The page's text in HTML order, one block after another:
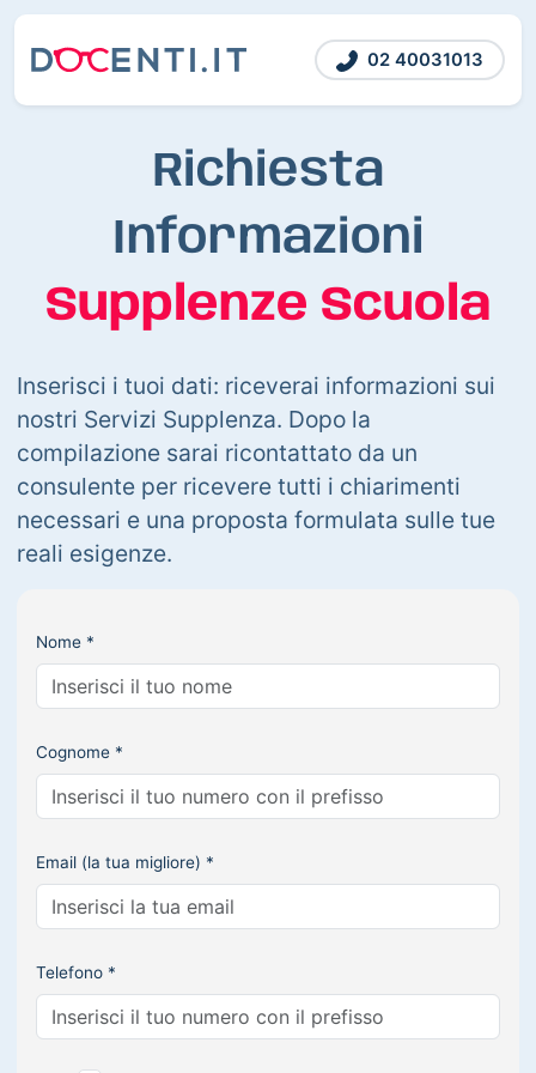
02 40031013
Richiesta
Informazioni
Supplenze Scuola
Inserisci i tuoi dati: riceverai informazioni sui
nostri Servizi Supplenza. Dopo la
compilazione sarai ricontattato da un
consulente per ricevere tutti i chiarimenti
necessari e una proposta formulata sulle tue
reali esigenze.
Nome *
Cognome *
Email (la tua migliore) *
Telefono *